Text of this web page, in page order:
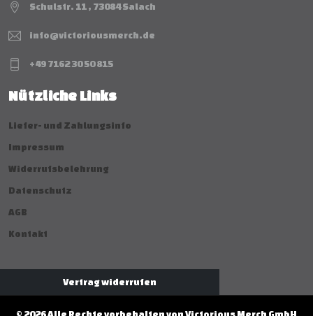
Schulstr. 11 , 73084 Salach
info@victoriousmerch.de
+49 7162 30 50 815
Nützliche Links
Liefer- und Zahlungsinfo
Impressum
Widerrufsbelehrung
Datenschutz
AGB
Kontakt
Vertrag widerrufen